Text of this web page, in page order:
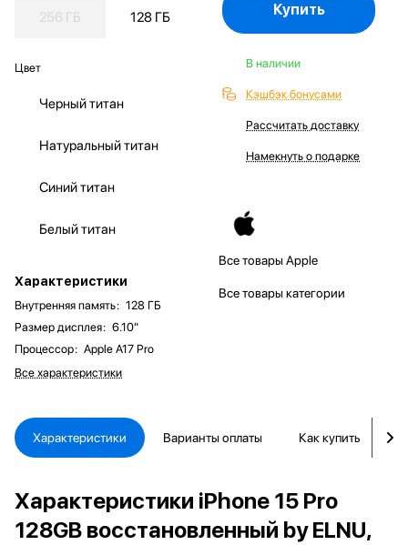
256 ГБ 128 ГБ
Цвет
Черный титан
Натуральный титан
Синий титан
Белый титан
Характеристики
Внутренняя память: 128 ГБ
Размер дисплея: 6.10"
Процессор: Apple A17 Pro
Все характеристики
Купить
В наличии
Кэшбэк бонусами
Рассчитать доставку
Намекнуть о подарке
Все товары Apple
Все товары категории
Характеристики Варианты оплаты Как купить
Характеристики iPhone 15 Pro
128GB восстановленный by ELNU,